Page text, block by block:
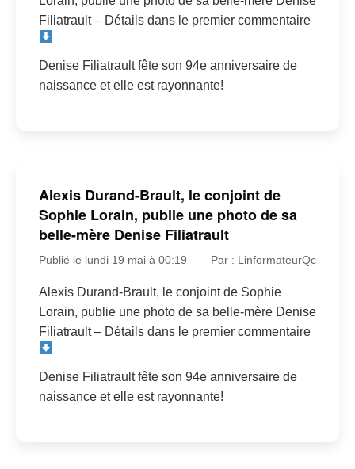
Filiatrault – Détails dans le premier commentaire
Denise Filiatrault fête son 94e anniversaire de
naissance et elle est rayonnante!
Alexis Durand-Brault, le conjoint de
Sophie Lorain, publie une photo de sa
belle-mère Denise Filiatrault
Publié le lundi 19 mai à 00:19 Par : LinformateurQc
Alexis Durand-Brault, le conjoint de Sophie
Lorain, publie une photo de sa belle-mère Denise
Filiatrault – Détails dans le premier commentaire
Denise Filiatrault fête son 94e anniversaire de
naissance et elle est rayonnante!